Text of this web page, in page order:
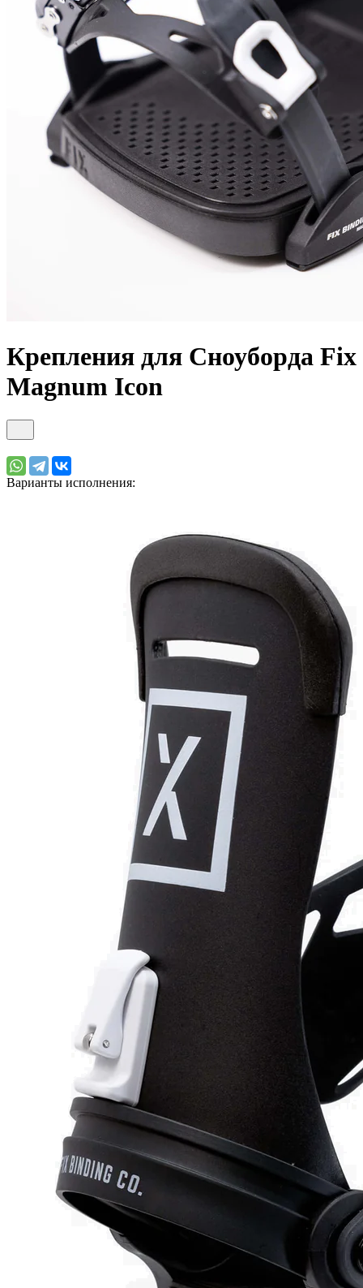
Крепления для Сноуборда Fix
Magnum Icon
Варианты исполнения: